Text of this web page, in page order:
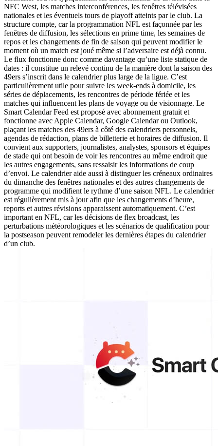
NFC West, les matches interconférences, les fenêtres télévisées
nationales et les éventuels tours de playoff atteints par le club. La
structure compte, car la programmation NFL est façonnée par les
fenêtres de diffusion, les sélections en prime time, les semaines de
repos et les changements de fin de saison qui peuvent modifier le
moment où un match est joué même si l’adversaire est déjà connu.
Le flux fonctionne donc comme davantage qu’une liste statique de
dates : il constitue un relevé continu de la manière dont la saison des
49ers s’inscrit dans le calendrier plus large de la ligue. C’est
particulièrement utile pour suivre les week-ends à domicile, les
séries de déplacements, les rencontres de période fériée et les
matches qui influencent les plans de voyage ou de visionnage. Le
Smart Calendar Feed est proposé avec abonnement gratuit et
fonctionne avec Apple Calendar, Google Calendar ou Outlook,
plaçant les matches des 49ers à côté des calendriers personnels,
agendas de rédaction, plans de billetterie et horaires de diffusion. Il
convient aux supporters, journalistes, analystes, sponsors et équipes
de stade qui ont besoin de voir les rencontres au même endroit que
les autres engagements, sans ressaisir les informations de coup
d’envoi. Le calendrier aide aussi à distinguer les créneaux ordinaires
du dimanche des fenêtres nationales et des autres changements de
programme qui modifient le rythme d’une saison NFL. Le calendrier
est régulièrement mis à jour afin que les changements d’heure,
reports et autres révisions apparaissent automatiquement. C’est
important en NFL, car les décisions de flex broadcast, les
perturbations météorologiques et les scénarios de qualification pour
la postseason peuvent remodeler les dernières étapes du calendrier
d’un club.